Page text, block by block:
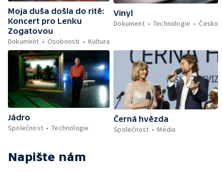
Moja duša došla do ritě:
Koncert pro Lenku
Zogatovou
Dokument
Osobnosti Kultura
Vinyl
Dokument
Technologie Česko
Jádro
Společnost
Technologie
Černá hvězda
Společnost
Média
Napište nám